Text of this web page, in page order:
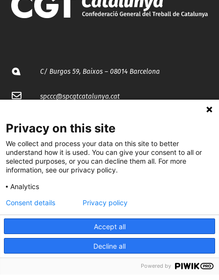
C/ Burgos 59, Baixos – 08014 Barcelona
spccc@spcgtcatalunya.cat
@CGTCatalunya
cgtcatalunya
CGTCatalunya
cgtcatalunya
Desenvolupat per
Privacy on this site
We collect and process your data on this site to better
understand how it is used. You can give your consent to all or
selected purposes, or you can decline them all. For more
information, see our privacy policy.
Analytics
Accept all
Decline all
Consent details Privacy policy
Powered by